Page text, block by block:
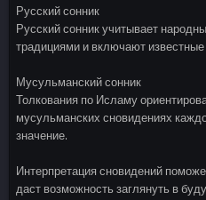
Русский сонник
Русский сонник учитывает
традициями и включают
Мусульманский сонник
Толкования по Исламу
мусульманских сновидениях
значение.
Интерпретация сновидений
даст возможность заглянуть в